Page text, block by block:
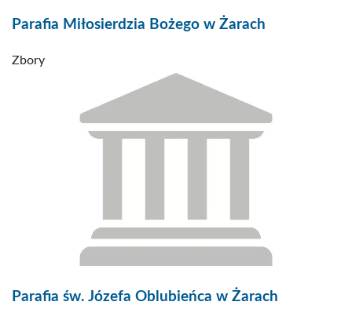
Parafia Miłosierdzia Bożego w Żarach
Zbory
Parafia św. Józefa Oblubieńca w Żarach